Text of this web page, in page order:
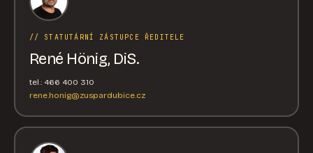
// STATUTÁRNÍ ZÁSTUPCE ŘEDITELE
René Hönig, DiS.
tel.: 466 400 310
rene.honig@zuspardubice.cz